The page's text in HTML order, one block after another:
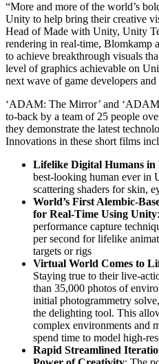
“More and more of the world’s
Unity to help bring their creative
Head of Made with Unity, Unity
rendering in real-time, Blomkamp
to achieve breakthrough visuals
level of graphics achievable on
next wave of game developers
‘ADAM: The Mirror’ and
to-back by a team of 25 people
they demonstrate the latest
Innovations in these short films
Lifelike Digital Humans in
best-looking human ever in
scattering shaders for skin,
World’s First Alembic-
for Real-Time Using Unity
performance capture
per second for lifelike
targets or rigs
Virtual World Comes to
Staying true to their live-
than 35,000 photos of
initial photogrammetry
the delighting tool. This
complex environments and
spend time to model high-
Rapid Streamlined